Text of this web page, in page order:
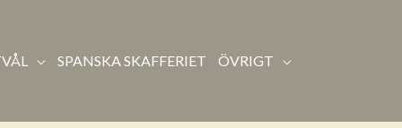
SPANSKA SKAFFERIET ÖVRIGT